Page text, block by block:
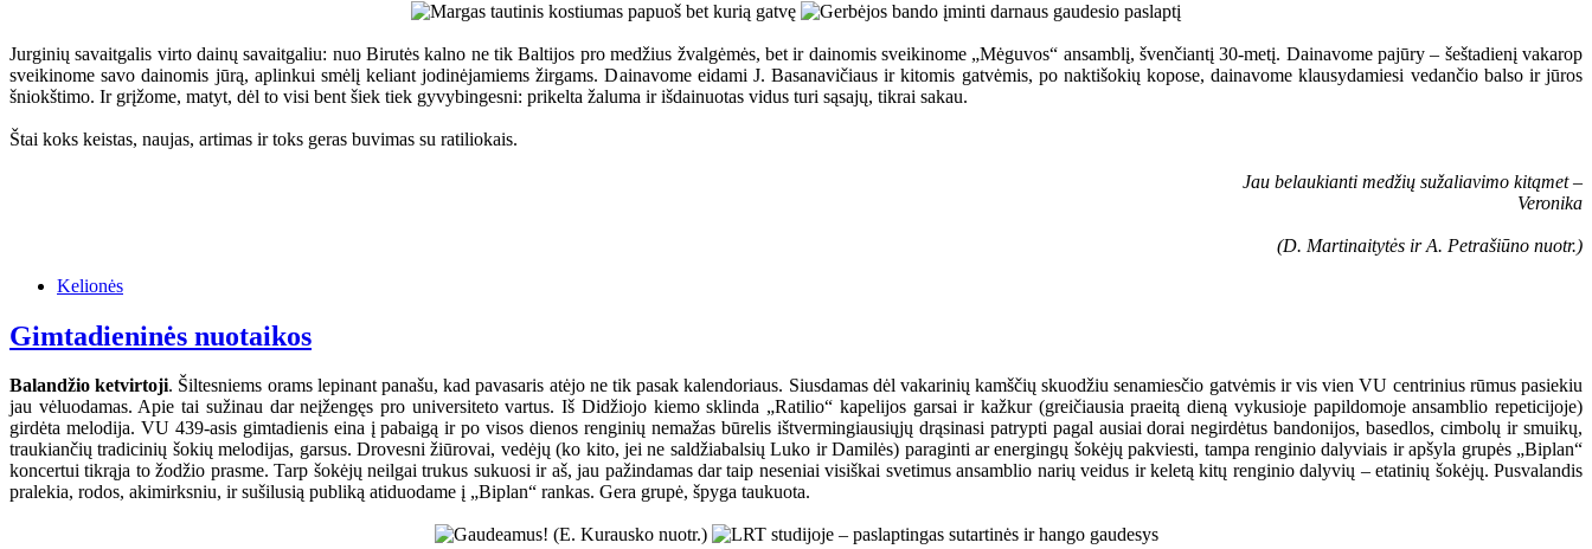
Jurginių savaitgalis virto dainų savaitgaliu: nuo Birutės kalno ne tik Baltijos pro medžius žvalgėmės, bet ir dainomis sveikinome „Mėguvos“ ansamblį, švenčiantį 30-metį. Dainavome pajūry – šeštadienį vakarop
sveikinome savo dainomis jūrą, aplinkui smėlį keliant jodinėjamiems žirgams. Dainavome eidami J. Basanavičiaus ir kitomis gatvėmis, po naktišokių kopose, dainavome klausydamiesi vedančio balso ir jūros
šniokštimo. Ir grįžome, matyt, dėl to visi bent šiek tiek gyvybingesni: prikelta žaluma ir išdainuotas vidus turi sąsajų, tikrai sakau.
Štai koks keistas, naujas, artimas ir toks geras buvimas su ratiliokais.
Jau belaukianti medžių sužaliavimo kitąmet –
Veronika
(D. Martinaitytės ir A. Petrašiūno nuotr.)
Kelionės
Gimtadieninės nuotaikos
Balandžio ketvirtoji. Šiltesniems orams lepinant panašu, kad pavasaris atėjo ne tik pasak kalendoriaus. Siusdamas dėl vakarinių kamščių skuodžiu senamiesčio gatvėmis ir vis vien VU centrinius rūmus pasiekiu
jau vėluodamas. Apie tai sužinau dar neįžengęs pro universiteto vartus. Iš Didžiojo kiemo sklinda „Ratilio“ kapelijos garsai ir kažkur (greičiausia praeitą dieną vykusioje papildomoje ansamblio repeticijoje)
girdėta melodija. VU 439-asis gimtadienis eina į pabaigą ir po visos dienos renginių nemažas būrelis ištvermingiausiųjų drąsinasi patrypti pagal ausiai dorai negirdėtus bandonijos, basedlos, cimbolų ir smuikų,
traukiančių tradicinių šokių melodijas, garsus. Drovesni žiūrovai, vedėjų (ko kito, jei ne saldžiabalsių Luko ir Damilės) paraginti ar energingų šokėjų pakviesti, tampa renginio dalyviais ir apšyla grupės „Biplan“
koncertui tikrąja to žodžio prasme. Tarp šokėjų neilgai trukus sukuosi ir aš, jau pažindamas dar taip neseniai visiškai svetimus ansamblio narių veidus ir keletą kitų renginio dalyvių – etatinių šokėjų. Pusvalandis
pralekia, rodos, akimirksniu, ir sušilusią publiką atiduodame į „Biplan“ rankas. Gera grupė, špyga taukuota.